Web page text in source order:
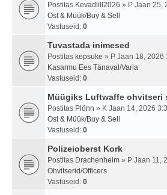
Postitas Kevadlill2026 » P Jaan 25,
Ost & Müük/Buy & Sell
Vastuseid: 0
Tuvastada inimesed
Postitas kepsuke » P Jaan 18, 2026
Kasarmu Ees Tänaval/Varia
Vastuseid: 0
Müügiks Luftwaffe ohvitseri
Postitas Plönn » K Jaan 14, 2026
Ost & Müük/Buy & Sell
Vastuseid: 0
Polizeioberst Kork
Postitas Drachenheim » P Jaan 11,
Ohvitserid/Officers
Vastuseid: 0